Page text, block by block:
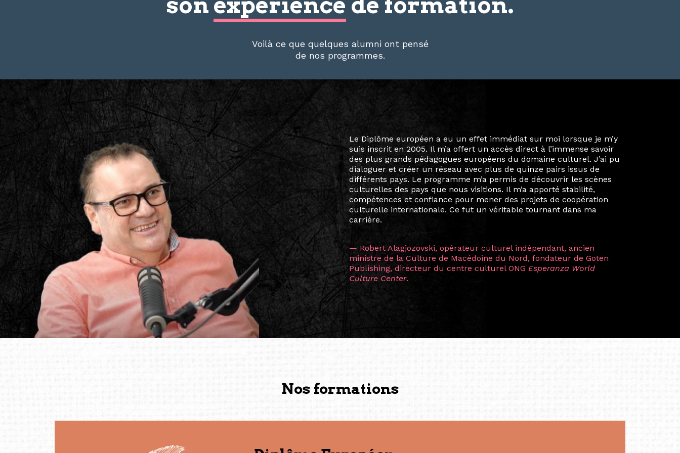
Voilà ce que quelques alumni ont pensé
de nos programmes.
Le destin a voulu que ma vie privée et ma vie professionnelle dans les
arts soient étroitement liées. Durant mon année au sein du Diplôme
Marcel Hicter, j’ai intégré un réseau européen aussi inattendu que
vibrant, qui s’est étendu bien au-delà de la salle de classe. En
quelques mois, j’invitais mes camarades à collaborer sur des projets
allant de Baguio City à Pékin, de Helsinki à Kuala Lumpur, Langkawi,
Manille, Tokyo et Varsovie, renforçant ainsi ma vision de curatrice
consistant à connecter des artistes à travers les disciplines et les
continents.
L’une des rencontres les plus marquantes fut celle avec ma
consœur HicterienneRuthe Zuntz — une amitié dont la générosité et
la vision ont transformé ma trajectoire et m’ont conduite de
Singapour à Berlin pendant près d’une décennie. Aujourd’hui encore,
les amitiés forgées durant cette année intense et inspirante
solidité et m’encouragent à continuer de rêver, de créer et de tendre
vers de nouvelles possibilités.
— Vanini Belarmino (Singapore /Germany)
(Photography: Geric Cruz)